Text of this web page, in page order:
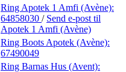
Ring Apotek 1 Amfi (Avène):
64858030 / Send e-post til
Apotek 1 Amfi (Avène)
Ring Boots Apotek (Avène):
67490049
Ring Barnas Hus (Avent):